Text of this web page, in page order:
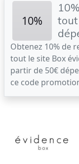
10%
Obtenez 10% de
tout le site Box
partir de 50€
ce code